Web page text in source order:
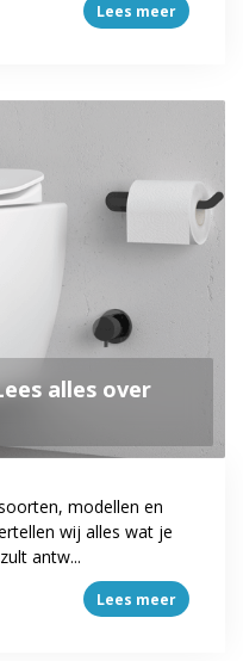
Lees meer
alles over
modellen en
wij alles wat je
antw...
Lees meer